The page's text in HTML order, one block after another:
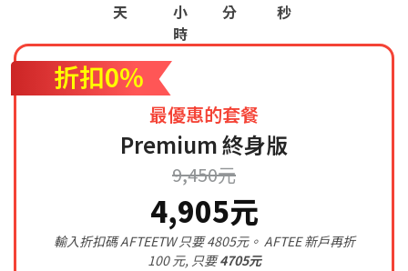
天
小
時
分 秒
折扣0%
最優惠的套餐
Premium 終身版
9,450元
4,905元
輸入折扣碼 AFTEETW 只要 4805元。 AFTEE 新戶再折
100 元, 只要4705元